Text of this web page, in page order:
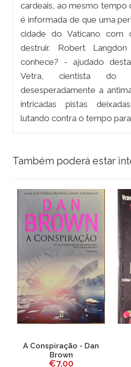
cardeais, ao mesmo tempo
é informada de que uma
cidade do Vaticano
destruir. Robert
conhece? - ajudado
Vetra, cientista do
desesperadamente a
intricadas pistas
lutando contra o tempo
Também poderá estar
A Conspiração - Dan
Brown
€7,00